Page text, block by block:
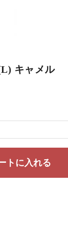
キャメル